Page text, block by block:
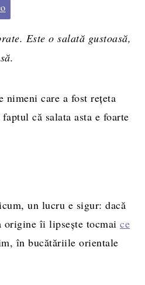
Este o salată gustoasă,
nimeni care a fost rețeta
că salata asta e foarte
un lucru e sigur: dacă
origine îi lipsește tocmai ce
în bucătăriile orientale